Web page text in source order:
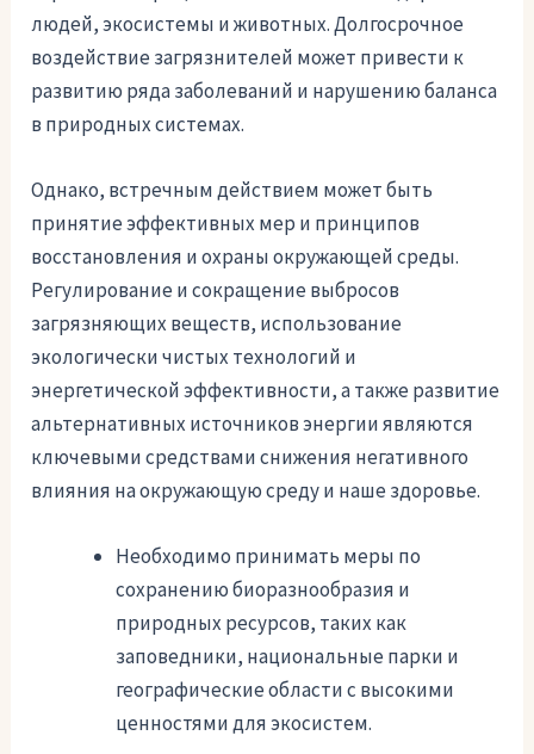
людей, экосистемы и животных. Долгосрочное
воздействие загрязнителей может привести к
развитию ряда заболеваний и нарушению баланса
в природных системах.
Однако, встречным действием может быть
принятие эффективных мер и принципов
восстановления и охраны окружающей среды.
Регулирование и сокращение выбросов
загрязняющих веществ, использование
экологически чистых технологий и
энергетической эффективности, а также развитие
альтернативных источников энергии являются
ключевыми средствами снижения негативного
влияния на окружающую среду и наше здоровье.
Необходимо принимать меры по
сохранению биоразнообразия и
природных ресурсов, таких как
заповедники, национальные парки и
географические области с высокими
ценностями для экосистем.